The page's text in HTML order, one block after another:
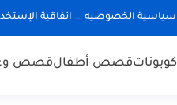
سياسية الخصوصيه اتفاقية
كوبوناتقصص أطفالقصص